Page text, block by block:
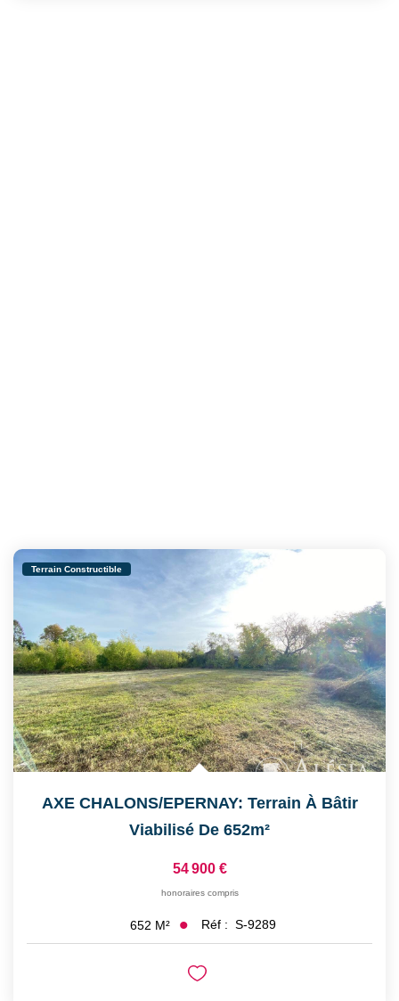
Terrain Constructible
AXE CHALONS/EPERNAY: Terrain À Bâtir
Viabilisé De 652m²
54 900 €
honoraires compris
652 M² Réf : S-9289